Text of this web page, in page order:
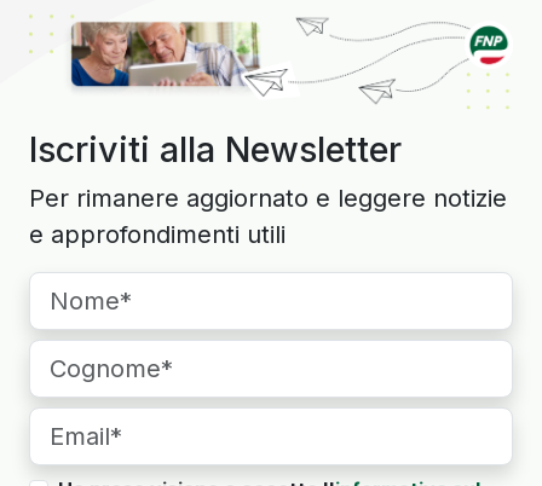
Iscriviti alla Newsletter
Per rimanere aggiornato e leggere notizie
e approfondimenti utili